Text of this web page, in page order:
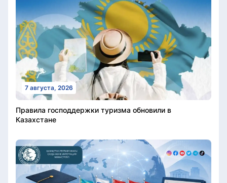
7 августа, 2026
Правила господдержки туризма обновили в
Казахстане